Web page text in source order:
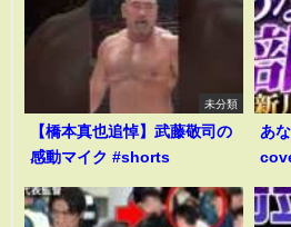
未分類
【橋本真也追悼】武藤敬司の
感動マイク #shorts
あ